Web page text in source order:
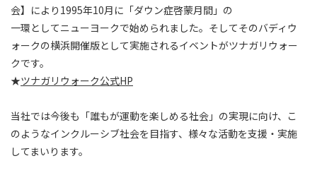
会】により1995年10月に「ダウン症啓蒙月間」の
一環としてニューヨークで始められました。そしてそのバディウ
ォークの横浜開催版として実施されるイベントがツナガリウォー
クです。
★ツナガリウォーク公式HP
当社では今後も「誰もが運動を楽しめる社会」の実現に向け、こ
のようなインクルーシブ社会を目指す、様々な活動を支援・実施
してまいります。